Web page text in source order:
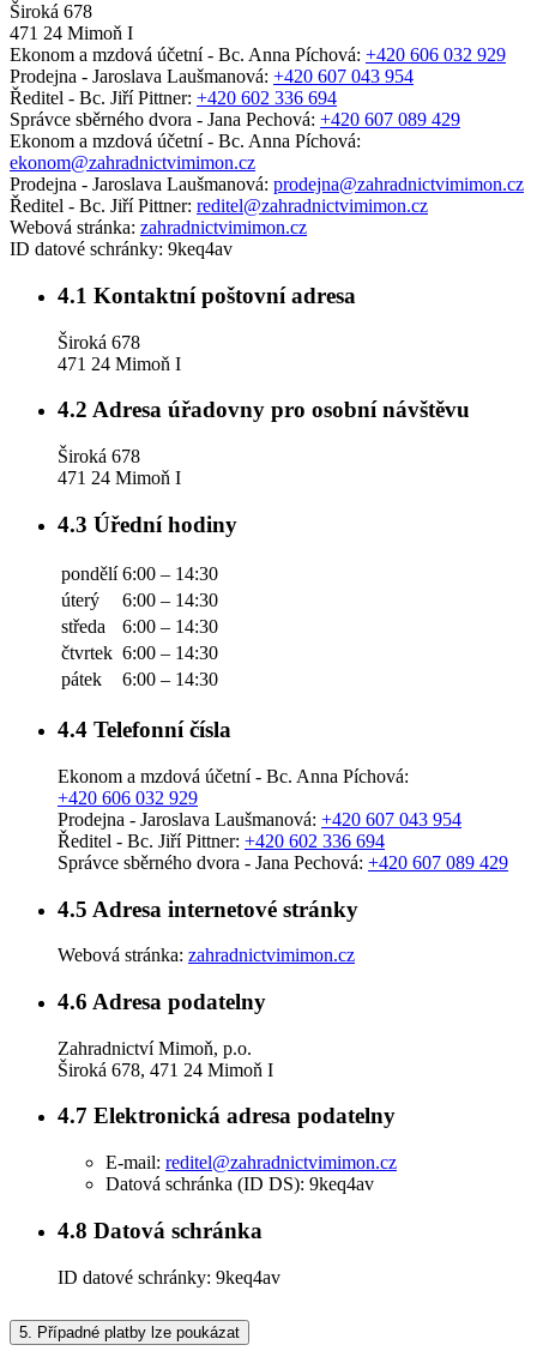
Široká 678
471 24 Mimoň I
Ekonom a mzdová účetní - Bc. Anna Píchová: +420 606 032 929
Prodejna - Jaroslava Laušmanová: +420 607 043 954
Ředitel - Bc. Jiří Pittner: +420 602 336 694
Správce sběrného dvora - Jana Pechová: +420 607 089 429
Ekonom a mzdová účetní - Bc. Anna Píchová:
ekonom@zahradnictvimimon.cz
Prodejna - Jaroslava Laušmanová: prodejna@zahradnictvimimon.cz
Ředitel - Bc. Jiří Pittner: reditel@zahradnictvimimon.cz
Webová stránka: zahradnictvimimon.cz
ID datové schránky: 9keq4av
4.1 Kontaktní poštovní adresa
Široká 678
471 24 Mimoň I
4.2 Adresa úřadovny pro osobní návštěvu
Široká 678
471 24 Mimoň I
4.3 Úřední hodiny
pondělí 6:00 – 14:30
úterý
6:00 – 14:30
středa
6:00 – 14:30
čtvrtek 6:00 – 14:30
pátek
6:00 – 14:30
4.4 Telefonní čísla
Ekonom a mzdová účetní - Bc. Anna Píchová:
+420 606 032 929
Prodejna - Jaroslava Laušmanová: +420 607 043 954
Ředitel - Bc. Jiří Pittner: +420 602 336 694
Správce sběrného dvora - Jana Pechová: +420 607 089 429
4.5 Adresa internetové stránky
Webová stránka: zahradnictvimimon.cz
4.6 Adresa podatelny
Zahradnictví Mimoň, p.o.
Široká 678, 471 24 Mimoň I
4.7 Elektronická adresa podatelny
E-mail: reditel@zahradnictvimimon.cz
Datová schránka (ID DS): 9keq4av
4.8 Datová schránka
ID datové schránky: 9keq4av
5. Případné platby lze poukázat